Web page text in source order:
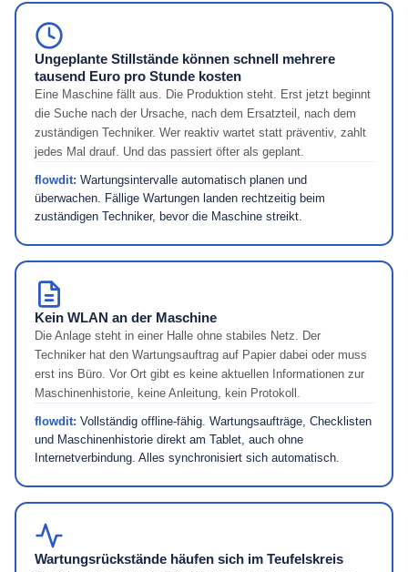
Ungeplante Stillstände können schnell mehrere
tausend Euro pro Stunde kosten
Eine Maschine fällt aus. Die Produktion steht. Erst jetzt beginnt
die Suche nach der Ursache, nach dem Ersatzteil, nach dem
zuständigen Techniker. Wer reaktiv wartet statt präventiv, zahlt
jedes Mal drauf. Und das passiert öfter als geplant.
flowdit: Wartungsintervalle automatisch planen und
überwachen. Fällige Wartungen landen rechtzeitig beim
zuständigen Techniker, bevor die Maschine streikt.
Kein WLAN an der Maschine
Die Anlage steht in einer Halle ohne stabiles Netz. Der
Techniker hat den Wartungsauftrag auf Papier dabei oder muss
erst ins Büro. Vor Ort gibt es keine aktuellen Informationen zur
Maschinenhistorie, keine Anleitung, kein Protokoll.
flowdit: Vollständig offline-fähig. Wartungsaufträge, Checklisten
und Maschinenhistorie direkt am Tablet, auch ohne
Internetverbindung. Alles synchronisiert sich automatisch.
Wartungsrückstände häufen sich im Teufelskreis